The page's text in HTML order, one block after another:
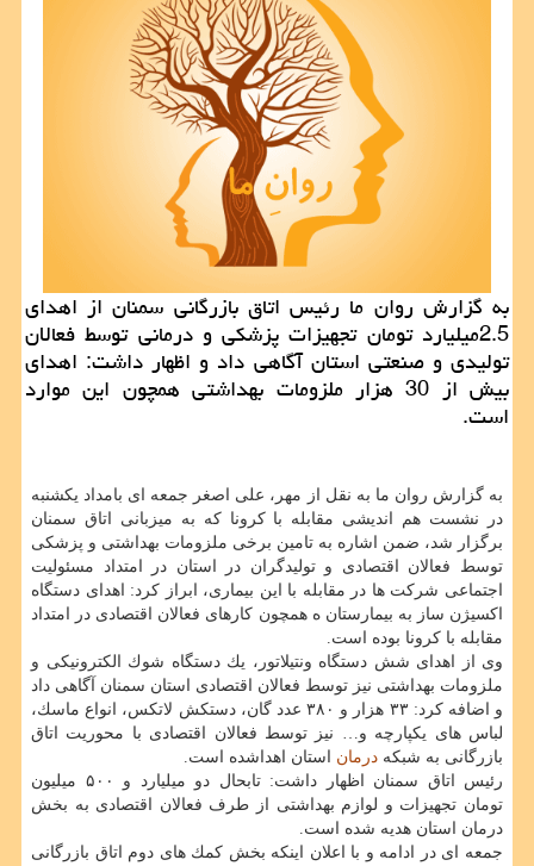
به گزارش روان ما رئیس اتاق بازرگانی سمنان از اهدای
2.5میلیارد تومان تجهیزات پزشكی و درمانی توسط فعالان
تولیدی و صنعتی استان آگاهی داد و اظهار داشت: اهدای
بیش از 30 هزار ملزومات بهداشتی همچون این موارد
است.
به گزارش روان ما به نقل از مهر، علی اصغر جمعه ای بامداد یكشنبه
در نشست هم اندیشی مقابله با كرونا كه به میزبانی اتاق سمنان
برگزار شد، ضمن اشاره به تامین برخی ملزومات بهداشتی و پزشكی
توسط فعالان اقتصادی و تولیدگران در استان در امتداد مسئولیت
اجتماعی شركت ها در مقابله با این بیماری، ابراز كرد: اهدای دستگاه
اكسیژن ساز به بیمارستان ه همچون كارهای فعالان اقتصادی در امتداد
مقابله با كرونا بوده است.
وی از اهدای شش دستگاه ونتیلاتور، یك دستگاه شوك الكترونیكی و
ملزومات بهداشتی نیز توسط فعالان اقتصادی استان سمنان آگاهی داد
و اضافه كرد: ۳۳ هزار و ۳۸۰ عدد گان، دستكش لاتكس، انواع ماسك،
لباس های یكپارچه و… نیز توسط فعالان اقتصادی با محوریت اتاق
بازرگانی به شبكه درمان استان اهداشده است.
رئیس اتاق سمنان اظهار داشت: تابحال دو میلیارد و ۵۰۰ میلیون
تومان تجهیزات و لوازم بهداشتی از طرف فعالان اقتصادی به بخش
درمان استان هدیه شده است.
جمعه ای در ادامه و با اعلان اینكه بخش كمك های دوم اتاق بازرگانی